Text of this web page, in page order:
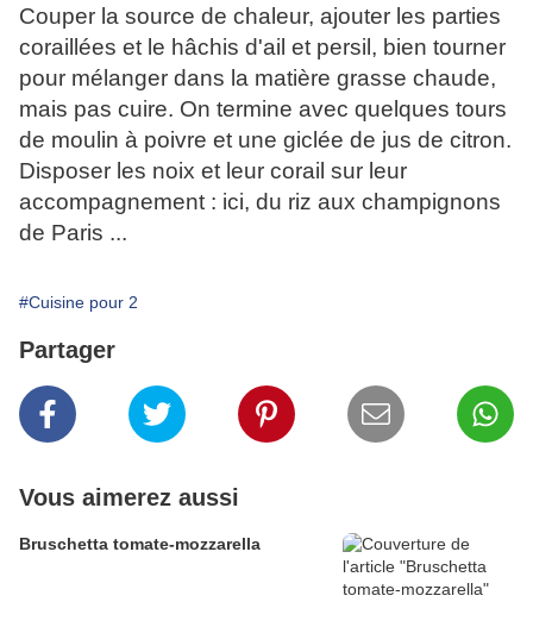
Couper la source de chaleur, ajouter les parties
coraillées et le hâchis d'ail et persil, bien tourner
pour mélanger dans la matière grasse chaude,
mais pas cuire. On termine avec quelques tours
de moulin à poivre et une giclée de jus de citron.
Disposer les noix et leur corail sur leur
accompagnement : ici, du riz aux champignons
de Paris ...
#Cuisine pour 2
Partager
Vous aimerez aussi
Bruschetta tomate-mozzarella